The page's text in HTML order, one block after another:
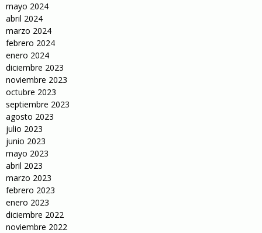
mayo 2024
abril 2024
marzo 2024
febrero 2024
enero 2024
diciembre 2023
noviembre 2023
octubre 2023
septiembre 2023
agosto 2023
julio 2023
junio 2023
mayo 2023
abril 2023
marzo 2023
febrero 2023
enero 2023
diciembre 2022
noviembre 2022